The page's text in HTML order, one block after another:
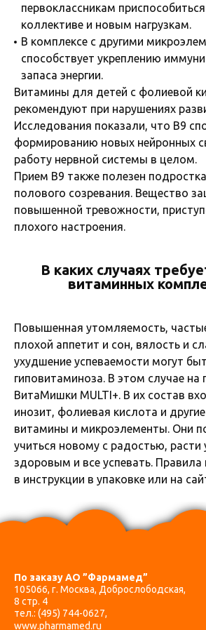
первоклассникам
коллективе и новым нагрузкам.
В комплексе с другими
способствует укреплению
запаса энергии.
Витамины для детей с фолиевой
рекомендуют при нарушениях
Исследования показали, что В9
формированию новых нейронных
работу нервной системы в целом.
Прием B9 также полезен
полового созревания. Вещество
повышенной тревожности,
плохого настроения.
В каких случаях
витаминных
Повышенная утомляемость,
плохой аппетит и сон, вялость и
ухудшение успеваемости могут
гиповитаминоза. В этом случае
ВитаМишки MULTI+. В их состав
инозит, фолиевая кислота и
витамины и микроэлементы. Они
учиться новому с радостью,
здоровым и все успевать.
в инструкции в упаковке или на
По заказу АО ”Фармамед”
105066, г. Москва, Доброслободская,
8 стр. 4
тел.: (495) 744-0627,
www.pharmamed.ru